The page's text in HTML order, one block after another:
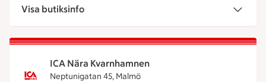
Visa butiksinfo
ICA Nära Kvarnhamnen
Neptunigatan 45, Malmö